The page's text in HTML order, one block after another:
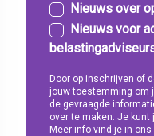
Nieuws over
Nieuws voor
Door op inschrijven of
jouw toestemming om
de gevraagde
over te maken. Je kunt
Meer info vind je in ons